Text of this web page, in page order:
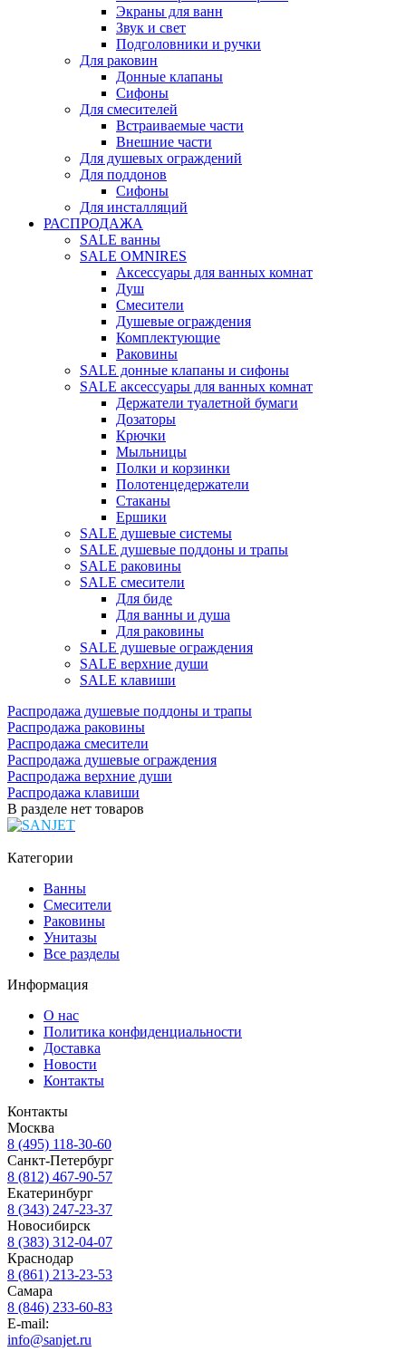
Экраны для ванн
Звук и свет
Подголовники и ручки
Для раковин
Донные клапаны
Сифоны
Для смесителей
Встраиваемые части
Внешние части
Для душевых ограждений
Для поддонов
Сифоны
Для инсталляций
РАСПРОДАЖА
SALE ванны
SALE OMNIRES
Аксессуары для ванных комнат
Душ
Смесители
Душевые ограждения
Комплектующие
Раковины
SALE донные клапаны и сифоны
SALE аксессуары для ванных комнат
Держатели туалетной бумаги
Дозаторы
Крючки
Мыльницы
Полки и корзинки
Полотенцедержатели
Стаканы
Ершики
SALE душевые системы
SALE душевые поддоны и трапы
SALE раковины
SALE смесители
Для биде
Для ванны и душа
Для раковины
SALE душевые ограждения
SALE верхние души
SALE клавиши
Распродажа душевые поддоны и трапы
Распродажа раковины
Распродажа смесители
Распродажа душевые ограждения
Распродажа верхние души
Распродажа клавиши
В разделе нет товаров
Категории
Ванны
Смесители
Раковины
Унитазы
Все разделы
Информация
О нас
Политика конфиденциальности
Доставка
Новости
Контакты
Контакты
Москва
8 (495) 118-30-60
Санкт-Петербург
8 (812) 467-90-57
Екатеринбург
8 (343) 247-23-37
Новосибирск
8 (383) 312-04-07
Краснодар
8 (861) 213-23-53
Самара
8 (846) 233-60-83
E-mail:
info@sanjet.ru